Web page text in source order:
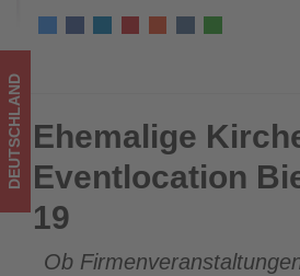
Wissen,
was
im
Tourismus
los
ist!
Ehemalige Kirche wird zur Eventlocation
DEUTSCHLAND Ehemalige
Eventlocation
19
Ob